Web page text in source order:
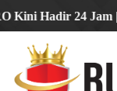
Hadir 24 Jam |